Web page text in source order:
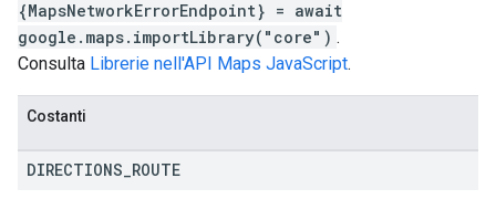
{MapsNetworkErrorEndpoint} = await
google.maps.importLibrary("core") .
Consulta Librerie nell'API Maps JavaScript.
Costanti
DIRECTIONS ROUTE